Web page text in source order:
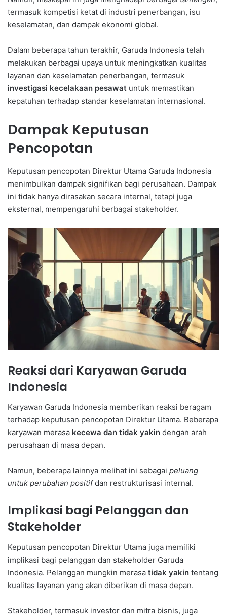
termasuk kompetisi ketat di industri penerbangan, isu
keselamatan, dan dampak ekonomi global.
Dalam beberapa tahun terakhir, Garuda Indonesia telah
melakukan berbagai upaya untuk meningkatkan kualitas
layanan dan keselamatan penerbangan, termasuk
investigasi kecelakaan pesawat untuk memastikan
kepatuhan terhadap standar keselamatan internasional.
Dampak Keputusan
Pencopotan
Keputusan pencopotan Direktur Utama Garuda Indonesia
menimbulkan dampak signifikan bagi perusahaan. Dampak
ini tidak hanya dirasakan secara internal, tetapi juga
eksternal, mempengaruhi berbagai stakeholder.
Reaksi dari Karyawan Garuda
Indonesia
Karyawan Garuda Indonesia memberikan reaksi beragam
terhadap keputusan pencopotan Direktur Utama. Beberapa
karyawan merasa kecewa dan tidak yakin dengan arah
perusahaan di masa depan.
Namun, beberapa lainnya melihat ini sebagai peluang
untuk perubahan positifdan restrukturisasi internal.
Implikasi bagi Pelanggan dan
Stakeholder
Keputusan pencopotan Direktur Utama juga memiliki
implikasi bagi pelanggan dan stakeholder Garuda
Indonesia. Pelanggan mungkin merasa tidak yakin tentang
kualitas layanan yang akan diberikan di masa depan.
Stakeholder, termasuk investor dan mitra bisnis, juga